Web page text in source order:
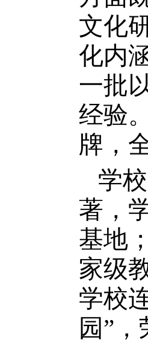
文化
化内
一批
经验
牌，
学
著，
基地
家级
学校
园”